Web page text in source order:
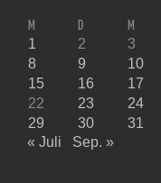
M D M
1 2 3
8
9 10
15
16 17
22
23 24
29
30
31
« Juli
Sep. »